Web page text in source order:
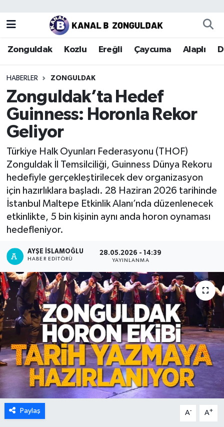
Zonguldak Kozlu Ereğli Çaycuma Alaplı
HABERLER ZONGULDAK
Zonguldak’ta Hedef
Guinness: Horonla Rekor
Geliyor
Türkiye Halk Oyunları Federasyonu (THOF)
Zonguldak İl Temsilciliği, Guinness Dünya Rekoru
hedefiyle gerçekleştirilecek dev organizasyon
için hazırlıklara başladı. 28 Haziran 2026 tarihinde
İstanbul Maltepe Etkinlik Alanı’nda düzenlenecek
etkinlikte, 5 bin kişinin aynı anda horon oynaması
hedefleniyor.
AYŞE İSLAMOĞLU
HABER EDITÖRÜ
28.05.2026 - 14:39
YAYINLANMA
Paylaş A- A+
Zonguldak
Kozlu
Çaycuma
Alaplı
Devrek
Gökçebey
Bartın
Ulusal
Zonguldak Nöbetçi Eczaneler
Zonguldak Hava Durumu
Zonguldak Trafik Yoğunluk Haritası
Puan Durumu ve Fikstür
Tüm Manşetler
Son Dakika Haberleri
Haber Arşivi